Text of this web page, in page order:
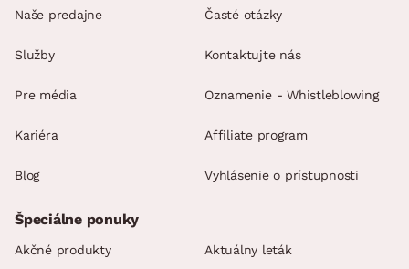
Naše predajne
Služby
Pre média
Kariéra
Blog
Časté otázky
Kontaktujte nás
Oznamenie - Whistleblowing
Affiliate program
Vyhlásenie o prístupnosti
Špeciálne ponuky
Akčné produkty Aktuálny leták